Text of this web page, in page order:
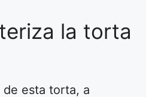
la torta
de esta torta, a